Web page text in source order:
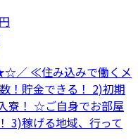
／ ≪住み込みで働くメ
！貯金できる！ 2)初期
寮！ ☆ご自身でお部屋
3)稼げる地域、行って